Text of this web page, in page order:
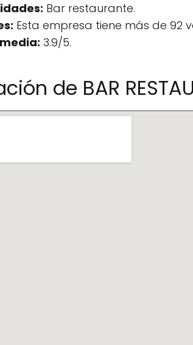
Bar restaurante.
Esta empresa tiene más de 92
3.9/5.
de BAR